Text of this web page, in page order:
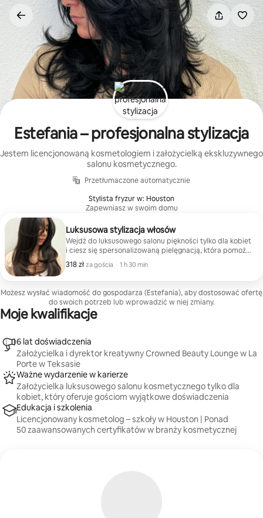
Przejdź
Estefania – profesjonalna stylizacja
Jestem licencjonowaną kosmetologiem i założycielką ekskluzywnego
salonu kosmetycznego.
Przetłumaczone automatycznie
Stylista fryzur w: Houston
Zapewniasz w swoim domu
Luksusowa stylizacja włosów
Wejdź do luksusowego salonu piękności tylko dla kobiet
i ciesz się spersonalizowaną pielęgnacją, która pomoże
Ci się zrelaksować, poczuć pewnie i wyglądać
nienagannie. Sesja obejmuje profesjonalne mycie
objętościowe suszenie, które nada włosom miękkość
i sprężystość (bez loków ani stylizacji lokówką). Ta
atrakcja jest idealna dla podróżnych, na specjalne
okazje lub dla każdego, kto szuka wyjątkowej
318 zł za gościa
318 zł za gościa
, · 1 h 30 min
Możesz wysłać wiadomość do gospodarza (Estefania), aby dostosować ofertę
do swoich potrzeb lub wprowadzić w niej zmiany.
Moje kwalifikacje
6 lat doświadczenia
Założycielka i dyrektor kreatywny Crowned Beauty Lounge w La
Porte w Teksasie
Ważne wydarzenie w karierze
Założycielka luksusowego salonu kosmetycznego tylko dla
kobiet, który oferuje gościom wyjątkowe doświadczenia
Edukacja i szkolenia
Licencjonowany kosmetolog – szkoły w Houston | Ponad
50 zaawansowanych certyfikatów w branży kosmetycznej